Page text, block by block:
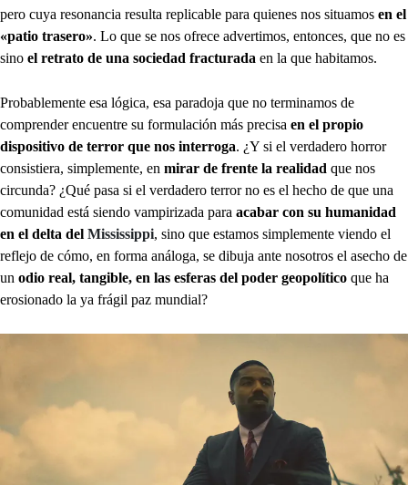
pero cuya resonancia resulta replicable para quienes nos situamos en el
«patio trasero». Lo que se nos ofrece advertimos, entonces, que no es
sino el retrato de una sociedad fracturada en la que habitamos.
Probablemente esa lógica, esa paradoja que no terminamos de
comprender encuentre su formulación más precisa en el propio
dispositivo de terror que nos interroga. ¿Y si el verdadero horror
consistiera, simplemente, en mirar de frente la realidad que nos
circunda? ¿Qué pasa si el verdadero terror no es el hecho de que una
comunidad está siendo vampirizada para acabar con su humanidad
en el delta del Mississippi, sino que estamos simplemente viendo el
reflejo de cómo, en forma análoga, se dibuja ante nosotros el asecho de
un odio real, tangible, en las esferas del poder geopolítico que ha
erosionado la ya frágil paz mundial?